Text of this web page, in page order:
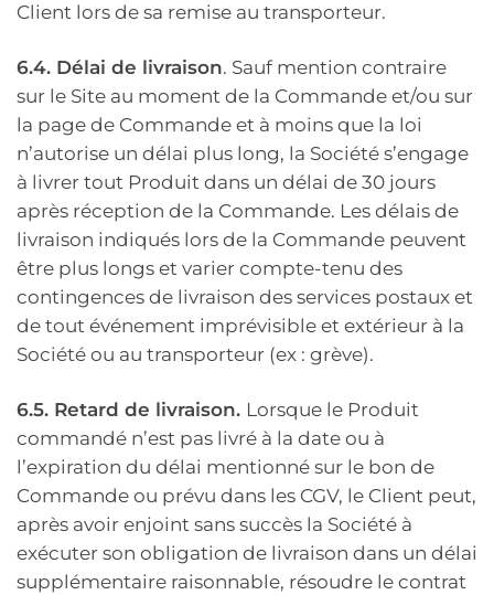
Client lors de sa remise au transporteur.
6.4. Délai de livraison. Sauf mention contraire
sur le Site au moment de la Commande et/ou sur
la page de Commande et à moins que la loi
n’autorise un délai plus long, la Société s’engage
à livrer tout Produit dans un délai de 30 jours
après réception de la Commande. Les délais de
livraison indiqués lors de la Commande peuvent
être plus longs et varier compte-tenu des
contingences de livraison des services postaux et
de tout événement imprévisible et extérieur à la
Société ou au transporteur (ex : grève).
6.5. Retard de livraison. Lorsque le Produit
commandé n’est pas livré à la date ou à
l’expiration du délai mentionné sur le bon de
Commande ou prévu dans les CGV, le Client peut,
après avoir enjoint sans succès la Société à
exécuter son obligation de livraison dans un délai
supplémentaire raisonnable, résoudre le contrat